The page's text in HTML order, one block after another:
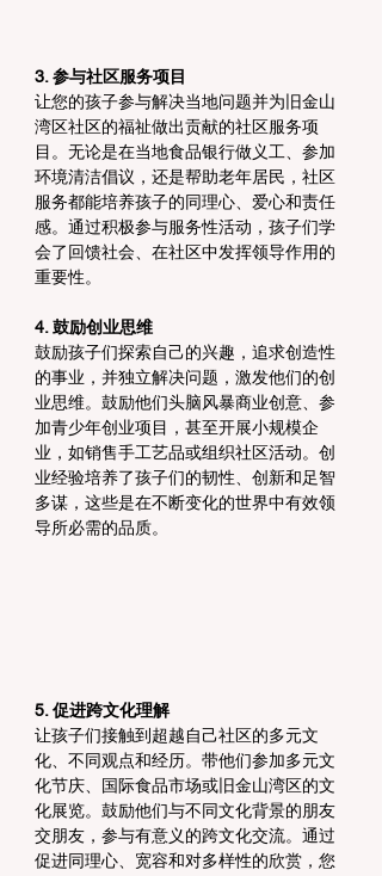
3. 参与社区服务项目
让您的孩子参与解决当地问题并为旧金山
湾区社区的福祉做出贡献的社区服务项
目。无论是在当地食品银行做义工、参加
环境清洁倡议，还是帮助老年居民，社区
服务都能培养孩子的同理心、爱心和责任
感。通过积极参与服务性活动，孩子们学
会了回馈社会、在社区中发挥领导作用的
重要性。
4. 鼓励创业思维
鼓励孩子们探索自己的兴趣，追求创造性
的事业，并独立解决问题，激发他们的创
业思维。鼓励他们头脑风暴商业创意、参
加青少年创业项目，甚至开展小规模企
业，如销售手工艺品或组织社区活动。创
业经验培养了孩子们的韧性、创新和足智
多谋，这些是在不断变化的世界中有效领
导所必需的品质。
5. 促进跨文化理解
让孩子们接触到超越自己社区的多元文
化、不同观点和经历。带他们参加多元文
化节庆、国际食品市场或旧金山湾区的文
化展览。鼓励他们与不同文化背景的朋友
交朋友，参与有意义的跨文化交流。通过
促进同理心、宽容和对多样性的欣赏，您